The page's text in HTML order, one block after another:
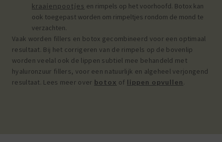
kraaienpootjes en rimpels op het voorhoofd. Botox kan
ook toegepast worden om rimpeltjes rondom de mond te
verzachten.
Vaak worden fillers en botox gecombineerd voor een optimaal
resultaat. Bij het corrigeren van de rimpels op de bovenlip
worden veelal ook de lippen subtiel mee behandeld met
hyaluronzuur fillers, voor een natuurlijk en algeheel verjongend
resultaat. Lees meer over botox of lippen opvullen.